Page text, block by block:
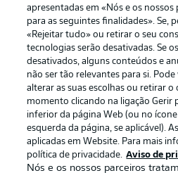
Football as it’s
APLICATIVO DA
apresentadas em «Nós e os
para as seguintes finalidades». Se,
«Rejeitar tudo» ou retirar o seu
tecnologias serão desativadas. Se
desativados, alguns conteúdos e
não ser tão relevantes para si.
alterar as suas escolhas ou retirar
momento clicando na ligação Gerir
inferior da página Web (ou no
esquerda da página, se aplicável).
aplicadas em Website. Para mais
política de privacidade. Aviso de
Nós e os nossos parceiros